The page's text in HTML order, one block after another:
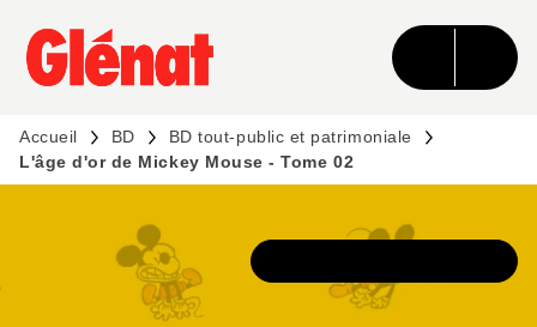
MENU RECHERCHE CONTENU
PIED DE PAGE
Accueil BD
BD tout-public et patrimoniale
L'âge d'or de Mickey Mouse - Tome 02